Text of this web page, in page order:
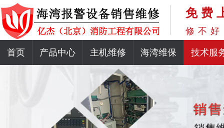
免费
修不
首页 产品中心 主机维修 海湾维保 技术服